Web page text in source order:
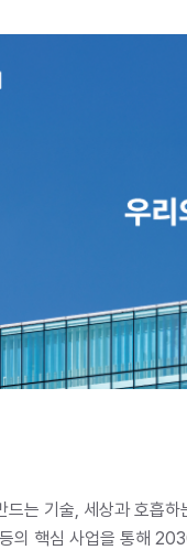
드는 기술, 세상과 호흡
의 핵심 사업을 통해